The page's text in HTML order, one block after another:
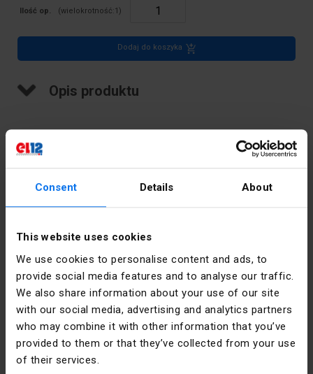
Consent Details About
This website uses cookies
We use cookies to personalise content and ads, to
provide social media features and to analyse our traffic.
We also share information about your use of our site
with our social media, advertising and analytics partners
who may combine it with other information that you’ve
provided to them or that they’ve collected from your use
of their services.
Ilość op. (wielokrotność:1 )
Dodaj do koszyka
Opis produktu
Zwieracz wtykowy / il. poł. 10 / dla złączek: ZSG 1-4.0N
Kolor
Sztuk w
opakowaniu
10
Kolor
dokładny
Pomarańczowy
PKWIU 27.33.13.0
Dane producenta